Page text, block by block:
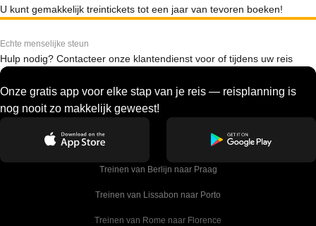
U kunt gemakkelijk treintickets tot een jaar van tevoren boeken!
Echte menselijke steun
Hulp nodig? Contacteer onze klantendienst voor of tijdens uw reis
Onze gratis app voor elke stap van je reis — reisplanning is
nog nooit zo makkelijk geweest!
Treinen van Berlijn naar Praag
Treinen van Lissabon naar Porto
Treinen van Rome naar Florence